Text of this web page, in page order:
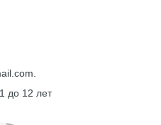
до 12 лет